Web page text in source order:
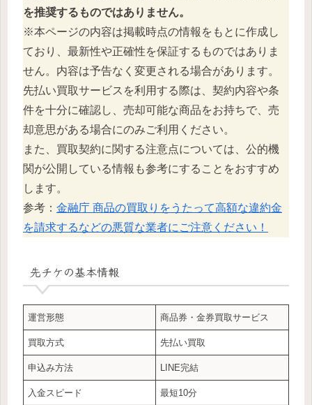
を推奨するものではありません。
※本ページの内容は掲載時点の情報をもとに作成し
ており、最新性や正確性を保証するものではありま
せん。内容は予告なく変更される場合があります。
先払い買取サービスを利用する際は、契約内容や条
件を十分に確認し、売却可能な商品をお持ちで、売
却意思がある場合にのみご利用ください。
また、買取契約に関する注意点については、公的機
関が公開している情報も参考にすることをおすすめ
します。
参考： 金融庁 商品の買取りをうたって高額な違約金
を請求するなどの悪質な業者にご注意ください！
先チケの基本情報
運営形態 商品券・金券買取サービス
買取方式 先払い買取
申込み方法 LINE完結
入金スピード 最短10分